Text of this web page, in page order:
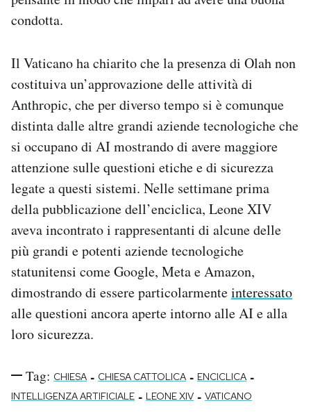
condotta.
Il Vaticano ha chiarito che la presenza di Olah non
costituiva un’approvazione delle attività di
Anthropic, che per diverso tempo si è comunque
distinta dalle altre grandi aziende tecnologiche che
si occupano di AI mostrando di avere maggiore
attenzione sulle questioni etiche e di sicurezza
legate a questi sistemi. Nelle settimane prima
della pubblicazione dell’enciclica, Leone XIV
aveva incontrato i rappresentanti di alcune delle
più grandi e potenti aziende tecnologiche
statunitensi come Google, Meta e Amazon,
dimostrando di essere particolarmenteinteressato
alle questioni ancora aperte intorno alle AI e alla
loro sicurezza.
Tag: CHIESA - CHIESA CATTOLICA - ENCICLICA -
INTELLIGENZA ARTIFICIALE - LEONE XIV - VATICANO